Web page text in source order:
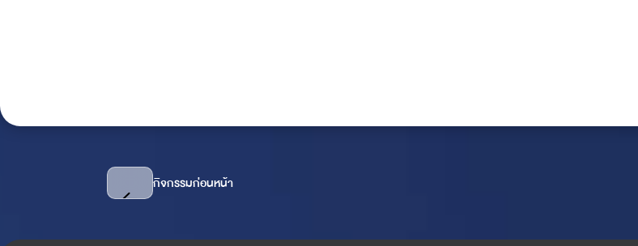
กิจกรรมก่อนหน้า